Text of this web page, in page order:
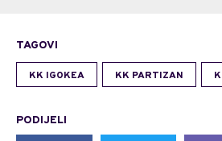
TAGOVI
KK IGOKEA KK PARTIZAN
PODIJELI